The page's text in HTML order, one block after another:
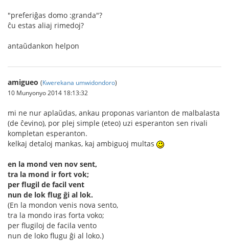
"preferiĝas domo :granda"?
ĉu estas aliaj rimedoj?
antaŭdankon helpon
amigueo (Kwerekana umwidondoro)
10 Munyonyo 2014 18:13:32
mi ne nur aplaŭdas, ankau proponas varianton de malbalasta
(de ĉevino), por plej simple (eteo) uzi esperanton sen rivali
kompletan esperanton.
kelkaj detaloj mankas, kaj ambiguoj multas
en la mond ven nov sent,
tra la mond ir fort vok;
per flugil de facil vent
nun de lok flug ĝi al lok.
(En la mondon venis nova sento,
tra la mondo iras forta voko;
per flugiloj de facila vento
nun de loko flugu ĝi al loko.)